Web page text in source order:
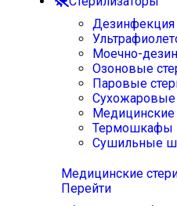
Дезинфекция
Моечно-
Озоновые
Паровые
Сухожаровые
Медицинские
Термошкафы
Сушильные
Медицинские
Перейти